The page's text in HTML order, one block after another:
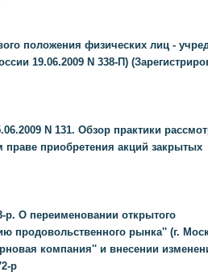
положения физических лиц -
19.06.2009 N 338-П)
N 131. Обзор практики
приобретения акций закрытых
р. О переименовании открытого
продовольственного рынка'' (г.
компания'' и внесении
р